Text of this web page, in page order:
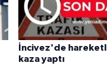
İncivez'de
kaza yaptı